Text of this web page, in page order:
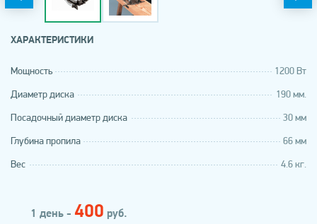
ХАРАКТЕРИСТИКИ
Мощность 1200 Вт
Диаметр диска 190 мм.
Посадочный диаметр диска 30 мм
Глубина пропила 66 мм
Вес 4.6 кг.
1 день - 400 руб.